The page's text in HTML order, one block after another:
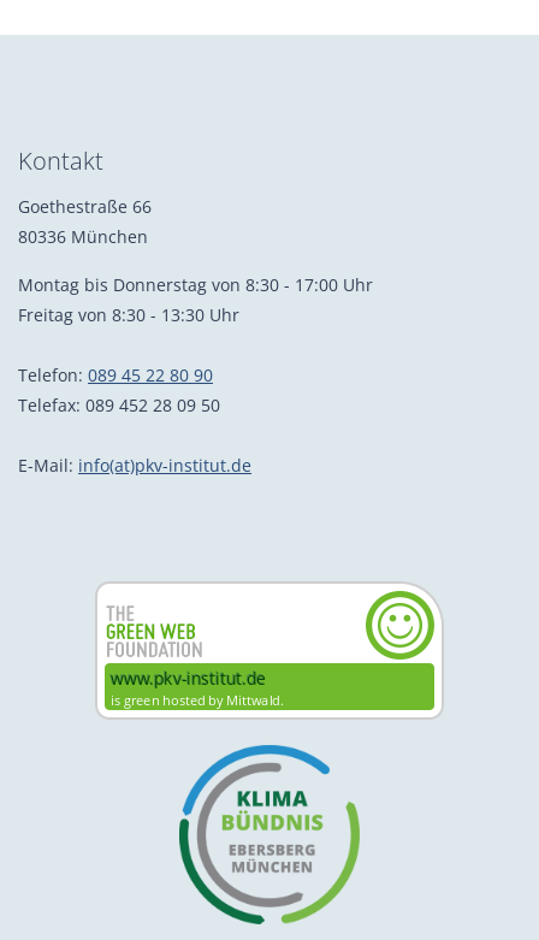
Kontakt
Goethestraße 66
80336 München
Montag bis Donnerstag von 8:30 - 17:00 Uhr
Freitag von 8:30 - 13:30 Uhr
Telefon: 089 45 22 80 90
Telefax: 089 452 28 09 50
E-Mail: info(at)pkv-institut.de